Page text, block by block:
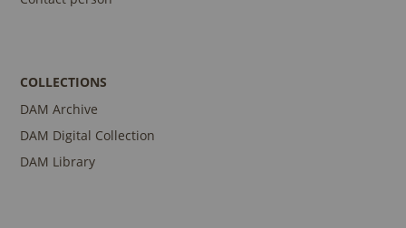
COLLECTIONS
DAM Archive
DAM Digital Collection
DAM Library